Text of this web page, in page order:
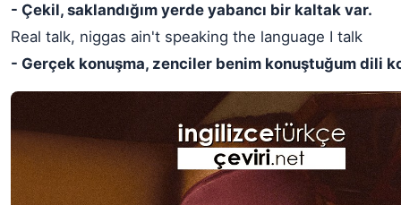
- Çekil, saklandığım yerde yabancı bir kaltak var.
Real talk, niggas ain't speaking the language I talk
- Gerçek konuşma, zenciler benim konuştuğum dili